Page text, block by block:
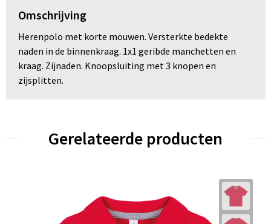
Omschrijving
Herenpolo met korte mouwen. Versterkte bedekte
naden in de binnenkraag. 1x1 geribde manchetten en
kraag. Zijnaden. Knoopsluiting met 3 knopen en
zijsplitten.
Gerelateerde producten